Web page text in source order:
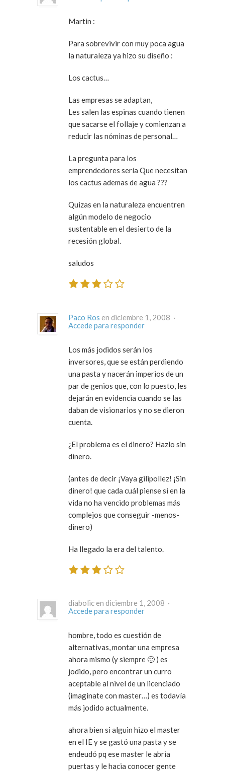
Martin :
Para sobrevivir con muy poca agua
la naturaleza ya hizo su diseño :
Los cactus…
Las empresas se adaptan,
Les salen las espinas cuando tienen
que sacarse el follaje y comienzan a
reducir las nóminas de personal…
La pregunta para los
emprendedores sería Que necesitan
los cactus ademas de agua ???
Quizas en la naturaleza encuentren
algún modelo de negocio
sustentable en el desierto de la
recesión global.
saludos
Paco Ros
en diciembre 1, 2008 ·
Accede para responder
Los más jodidos serán los
inversores, que se están perdiendo
una pasta y nacerán imperios de un
par de genios que, con lo puesto, les
dejarán en evidencia cuando se las
daban de visionarios y no se dieron
cuenta.
¿El problema es el dinero? Hazlo sin
dinero.
(antes de decir ¡Vaya gilipollez! ¡Sin
dinero! que cada cuál piense si en la
vida no ha vencido problemas más
complejos que conseguir -menos-
dinero)
Ha llegado la era del talento.
diabolic en diciembre 1, 2008 ·
Accede para responder
hombre, todo es cuestión de
alternativas, montar una empresa
ahora mismo (y siempre 🙂 ) es
jodido, pero encontrar un curro
aceptable al nivel de un licenciado
(imaginate con master…) es todavía
más jodido actualmente.
ahora bien si alguin hizo el master
en el IE y se gastó una pasta y se
endeudó pq ese master le abria
puertas y le hacia conocer gente